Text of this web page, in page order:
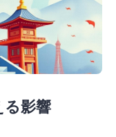
る影響